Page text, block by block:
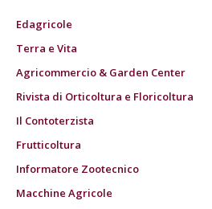
Edagricole
Terra e Vita
Agricommercio & Garden Center
Rivista di Orticoltura e Floricoltura
Il Contoterzista
Frutticoltura
Informatore Zootecnico
Macchine Agricole